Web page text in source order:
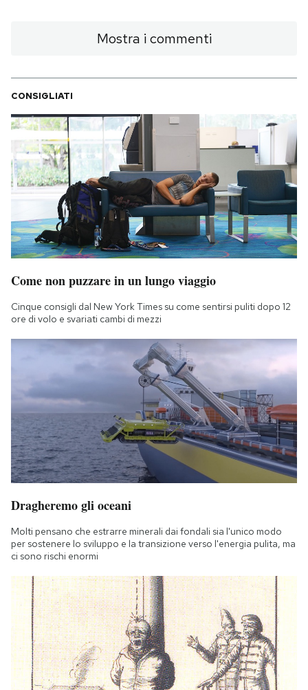
Mostra i commenti
CONSIGLIATI
Come non puzzare in un lungo viaggio
Cinque consigli dal New York Times su come sentirsi puliti dopo 12
ore di volo e svariati cambi di mezzi
Dragheremo gli oceani
Molti pensano che estrarre minerali dai fondali sia l'unico modo
per sostenere lo sviluppo e la transizione verso l'energia pulita, ma
ci sono rischi enormi